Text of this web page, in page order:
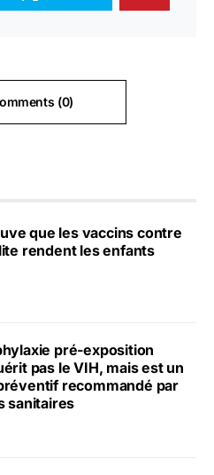
(0)
que les vaccins contre
rendent les enfants
pré-exposition
pas le VIH, mais est un
recommandé par
sanitaires